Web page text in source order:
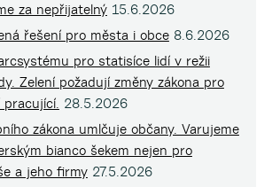
za nepřijatelný 15.6.2026
řešení pro města i obce 8.6.2026
pro statisíce lidí v režii
Zelení požadují změny zákona pro
pracující. 28.5.2026
zákona umlčuje občany. Varujeme
bianco šekem nejen pro
a jeho firmy 27.5.2026